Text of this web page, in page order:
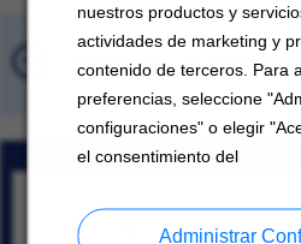
nuestros productos y
actividades de marketing y
contenido de terceros. Para
preferencias, seleccione
configuraciones" o elegir
el consentimiento del
Administrar
Trabajos
Sr Assoc, Svc
Tokyo Prefecture